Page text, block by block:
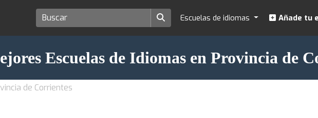
Escuelas de idiomas Añade tu
Escuelas de Idiomas en Provincia de
de Corrientes